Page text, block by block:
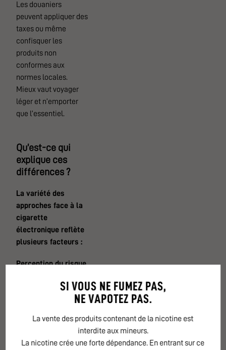
Qu’est-ce qui
explique ces
différences ?
La variété des
approches face à la
cigarette
électronique reflète
plusieurs facteurs :
Perception du risque
connaissances
Les douaniers
peuvent appliquer des
taxes ou même
confisquer les
produits non
conformes aux
normes locales.
Mieux vaut voyager
léger et n’emporter
que l’essentiel.
SI VOUS NE FUMEZ PAS,
NE VAPOTEZ PAS.
La vente des produits contenant de la nicotine est
interdite aux mineurs.
La nicotine crée une forte dépendance. En entrant sur ce